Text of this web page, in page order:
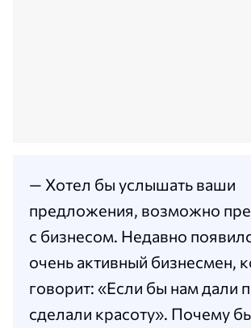
— Хотел бы услышать ваши
предложения, возможно
с бизнесом. Недавно
очень активный бизнесмен,
говорит: «Если бы нам дали
сделали красоту». Почему